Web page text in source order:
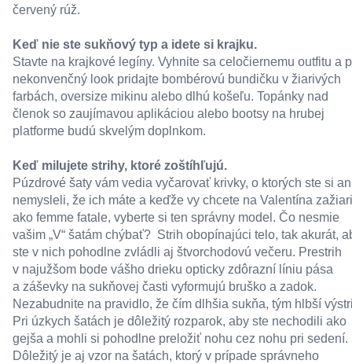
červený rúž.
Keď nie ste sukňový typ a idete si krajku.
Stavte na krajkové legíny. Vyhnite sa celočiernemu outfitu a
nekonvenčný look pridajte bombérovú bundičku v žiarivých
farbách, oversize mikinu alebo dlhú košeľu. Topánky nad
členok so zaujímavou aplikáciou alebo bootsy na hrubej
platforme budú skvelým doplnkom.
Keď milujete strihy, ktoré zoštíhľujú.
Púzdrové šaty vám vedia vyčarovať krivky, o ktorých ste si
nemysleli, že ich máte a keďže vy chcete na Valentína
ako femme fatale, vyberte si ten správny model. Čo nesmie
vašim „V“ šatám chýbať? Strih obopínajúci telo, tak akurát,
ste v nich pohodlne zvládli aj štvorchodovú večeru. Prestrih
v najužšom bode vášho drieku opticky zdôrazní líniu pása
a záševky na sukňovej časti vyformujú bruško a zadok.
Nezabudnite na pravidlo, že čím dlhšia sukňa, tým hlbší
Pri úzkych šatách je dôležitý rozparok, aby ste nechodili ako
gejša a mohli si pohodlne preložiť nohu cez nohu pri sedení.
Dôležitý je aj vzor na šatách, ktorý v prípade správneho